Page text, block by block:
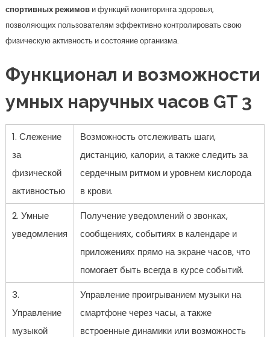
спортивных режимови функций мониторинга здоровья,
позволяющих пользователям эффективно контролировать свою
физическую активность и состояние организма.
Функционал и возможности
умных наручных часов GT 3
1. Слежение
за
физической
активностью
Возможность отслеживать шаги,
дистанцию, калории, а также следить за
сердечным ритмом и уровнем кислорода
в крови.
2. Умные
уведомления
Получение уведомлений о звонках,
сообщениях, событиях в календаре и
приложениях прямо на экране часов, что
помогает быть всегда в курсе событий.
3.
Управление
музыкой
Управление проигрыванием музыки на
смартфоне через часы, а также
встроенные динамики или возможность